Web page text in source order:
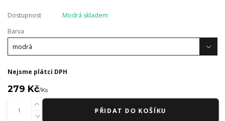
Dostupnost
Modrá skladem
Barva
Nejsme plátci DPH
279 Kč/Ks
PŘIDAT DO KOŠÍKU